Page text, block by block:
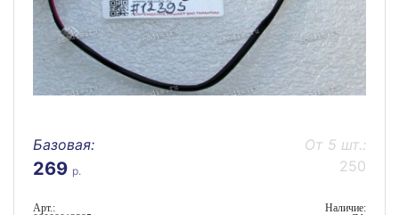
Базовая:
269 р.
От 5 шт.:
250
Арт.:
Наличие: